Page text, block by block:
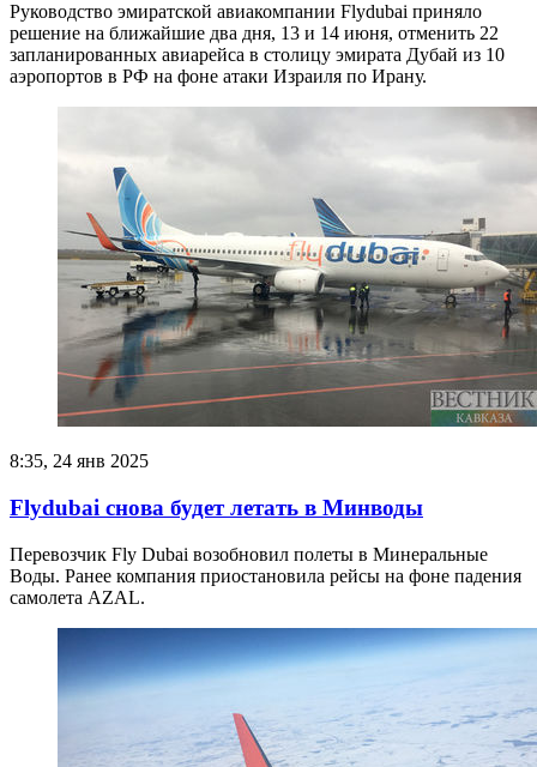
Руководство эмиратской авиакомпании Flydubai приняло
решение на ближайшие два дня, 13 и 14 июня, отменить 22
запланированных авиарейса в столицу эмирата Дубай из 10
аэропортов в РФ на фоне атаки Израиля по Ирану.
8:35, 24 янв 2025
Flydubai снова будет летать в Минводы
Перевозчик Fly Dubai возобновил полеты в Минеральные
Воды. Ранее компания приостановила рейсы на фоне падения
самолета AZAL.